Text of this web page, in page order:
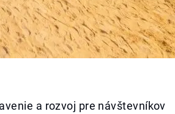
a rozvoj pre návštevníkov